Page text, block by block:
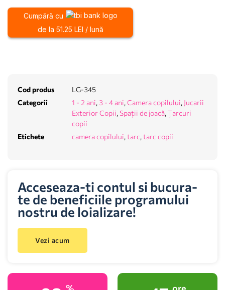
Cumpără cu
de la 51.25 LEI / lună
Cod produs
LG-345
Categorii
1 - 2 ani, 3 - 4 ani, Camera copilului, Jucarii
Exterior Copii, Spații de joacă, Țarcuri
copii
Etichete
camera copilului, tarc, tarc copii
Acceseaza-ti contul si bucura-
te de beneficiile programului
nostru de loializare!
Vezi acum